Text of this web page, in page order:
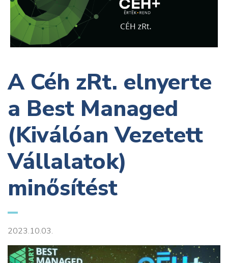
A Céh zRt. elnyerte
a Best Managed
(Kiválóan Vezetett
Vállalatok)
minősítést
2023.10.03.